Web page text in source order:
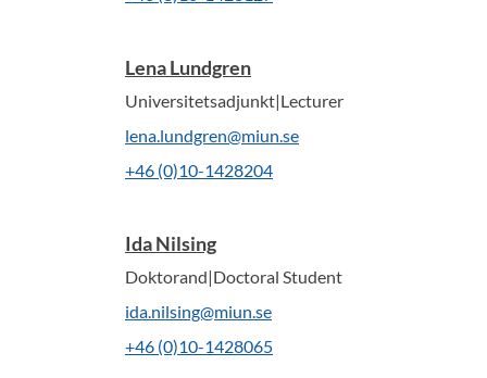
Lena Lundgren
Universitetsadjunkt|Lecturer
lena.lundgren@miun.se
+46 (0)10-1428204
Ida Nilsing
Doktorand|Doctoral Student
ida.nilsing@miun.se
+46 (0)10-1428065